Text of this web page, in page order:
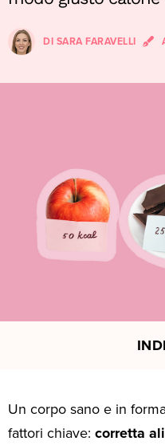
DI SARA FARAVELLI
Un corpo sano e in
fattori chiave: corretta